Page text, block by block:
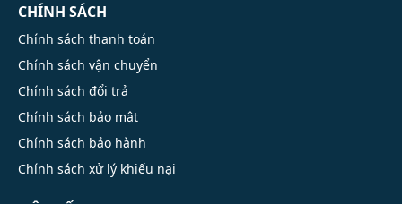
CHÍNH SÁCH
Chính sách thanh toán
Chính sách vận chuyển
Chính sách đổi trả
Chính sách bảo mật
Chính sách bảo hành
Chính sách xử lý khiếu nại